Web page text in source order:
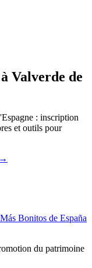
Valverde de
: inscription
et outils pour
→
Bonitos de España
du patrimoine